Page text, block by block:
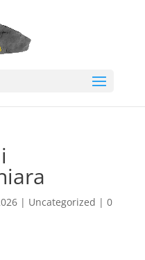
| Uncategorized | 0